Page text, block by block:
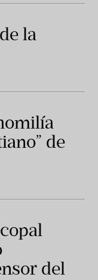
la
de
del